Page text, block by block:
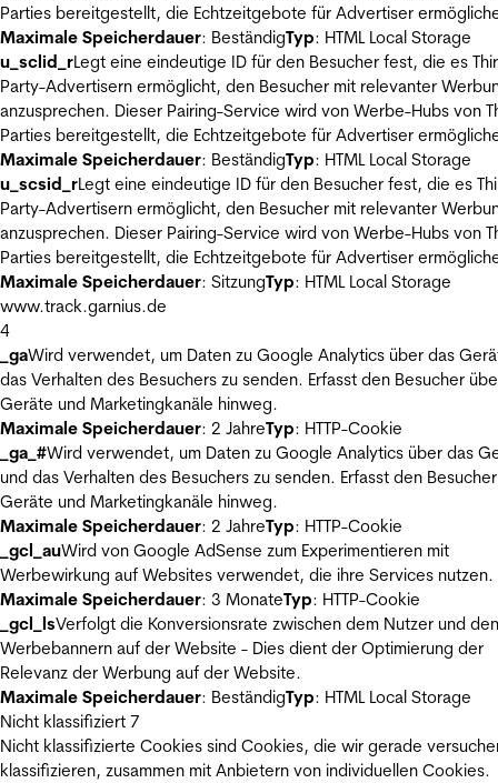
Parties bereitgestellt, die Echtzeitgebote für Advertiser
Maximale Speicherdauer: BeständigTyp: HTML Local Storage
u_sclid_rLegt eine eindeutige ID für den Besucher fest, die es
Party-Advertisern ermöglicht, den Besucher mit relevanter
anzusprechen. Dieser Pairing-Service wird von Werbe-Hubs von
Parties bereitgestellt, die Echtzeitgebote für Advertiser
Maximale Speicherdauer: BeständigTyp: HTML Local Storage
u_scsid_rLegt eine eindeutige ID für den Besucher fest, die es
Party-Advertisern ermöglicht, den Besucher mit relevanter
anzusprechen. Dieser Pairing-Service wird von Werbe-Hubs von
Parties bereitgestellt, die Echtzeitgebote für Advertiser
Maximale Speicherdauer: SitzungTyp: HTML Local Storage
www.track.garnius.de
4
_gaWird verwendet, um Daten zu Google Analytics über das
das Verhalten des Besuchers zu senden. Erfasst den Besucher
Geräte und Marketingkanäle hinweg.
Maximale Speicherdauer: 2 JahreTyp: HTTP-Cookie
_ga_#Wird verwendet, um Daten zu Google Analytics über das
und das Verhalten des Besuchers zu senden. Erfasst den
Geräte und Marketingkanäle hinweg.
Maximale Speicherdauer: 2 JahreTyp: HTTP-Cookie
_gcl_auWird von Google AdSense zum Experimentieren mit
Werbewirkung auf Websites verwendet, die ihre Services nutzen.
Maximale Speicherdauer: 3 MonateTyp: HTTP-Cookie
_gcl_lsVerfolgt die Konversionsrate zwischen dem Nutzer und den
Werbebannern auf der Website - Dies dient der Optimierung der
Relevanz der Werbung auf der Website.
Maximale Speicherdauer: BeständigTyp: HTML Local Storage
Nicht klassifiziert 7
Nicht klassifizierte Cookies sind Cookies, die wir gerade
klassifizieren, zusammen mit Anbietern von individuellen Cookies.